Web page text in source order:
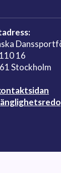
16
Stockholm